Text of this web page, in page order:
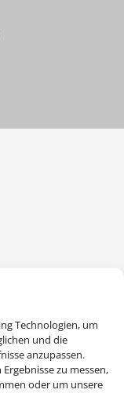
Technologien, um
und die
anzupassen.
zu messen,
oder um unsere